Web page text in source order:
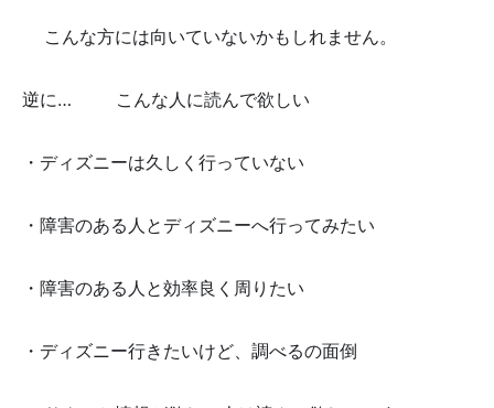
👆️こんな方には向いていないかもしれません。
逆に…✨🐭こんな人に読んで欲しい🐭✨
・ディズニーは久しく行っていない
・障害のある人とディズニーへ行ってみたい
・障害のある人と効率良く周りたい
・ディズニー行きたいけど、調べるの面倒